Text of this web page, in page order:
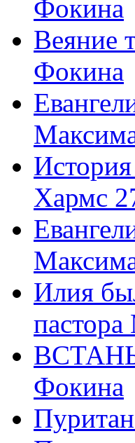
Фокина
Веяние
Фокина
Хармс
Илия
ВСТАНЬ
Фокина